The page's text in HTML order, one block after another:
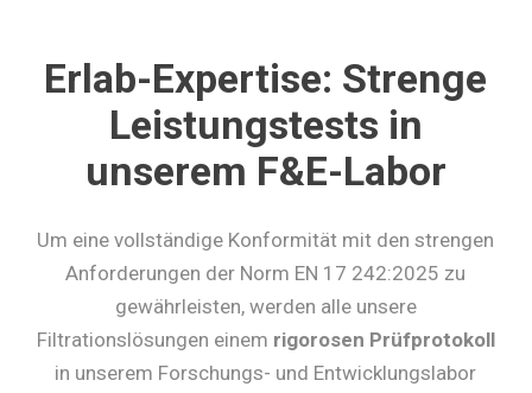
Erlab-Expertise: Strenge
Leistungstests in
unserem F&E-Labor
Um eine vollständige Konformität mit den strengen
Anforderungen der Norm EN 17 242:2025 zu
gewährleisten, werden alle unsere
Filtrationslösungen einem rigorosen Prüfprotokoll
in unserem Forschungs- und Entwicklungslabor